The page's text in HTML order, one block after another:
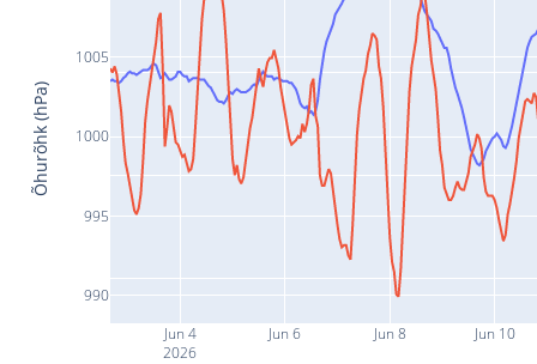
Jun 4
2026
Jun 6 Jun 8 Jun 10
990
995
1000
1005
Õhurõhk (hPa)